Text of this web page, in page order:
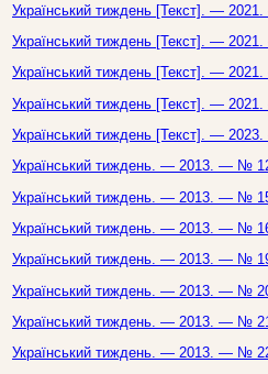
Український тиждень [Текст]. —
Український тиждень [Текст]. —
Український тиждень [Текст]. —
Український тиждень [Текст]. —
Український тиждень [Текст]. —
Український тиждень. — 2013. — №
Український тиждень. — 2013. — №
Український тиждень. — 2013. — №
Український тиждень. — 2013. — №
Український тиждень. — 2013. — №
Український тиждень. — 2013. — №
Український тиждень. — 2013. — №